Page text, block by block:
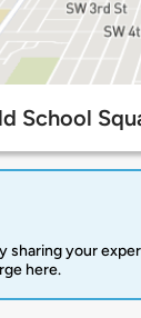
School
sharing your
here.